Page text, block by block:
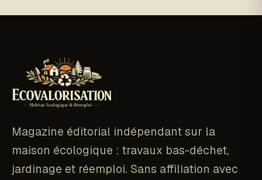
Magazine éditorial indépendant sur la
maison écologique : travaux bas-déchet,
jardinage et réemploi. Sans affiliation avec